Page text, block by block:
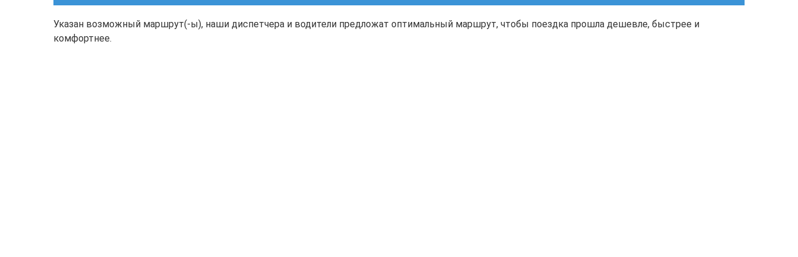
Указан возможный маршрут(-ы), наши диспетчера и водители предложат оптимальный маршрут, чтобы поездка прошла дешевле, быстрее и
комфортнее.